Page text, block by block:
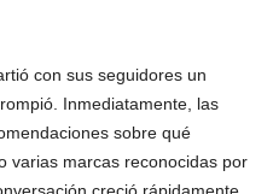
con sus seguidores un
Inmediatamente, las
sobre qué
varias marcas reconocidas por